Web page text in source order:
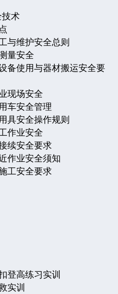
术
与维护安全总则
量安全
备使用与器材搬运安全要
现场安全
车安全管理
具安全操作规则
作业安全
续安全要求
作业安全须知
工安全要求
登高练习实训
实训